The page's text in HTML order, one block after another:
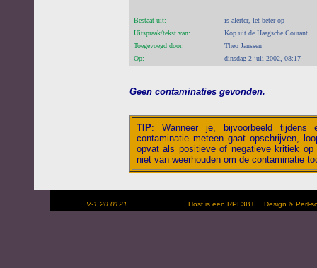
Bestaat uit:
is alerter, let beter op
Uitspraak/tekst van:
Kop uit de Haagsche Courant
Toegevoegd door:
Theo Janssen
Op:
dinsdag 2 juli 2002, 08:17
Geen contaminaties gevonden.
TIP: Wanneer je, bijvoorbeeld tijdens
contaminatie meteen gaat opschrijven,
opvat als positieve of negatieve kritiek
niet van weerhouden om de contaminatie
V-1.20.0121 Host is een RPI 3B+ Design &